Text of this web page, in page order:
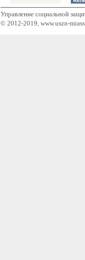
Управление социальной
© 2012-2019, www.uszn-